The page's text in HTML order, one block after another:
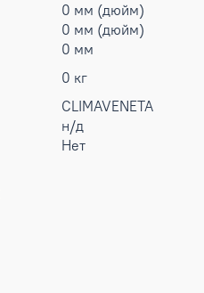
0 мм (дюйм)
0 мм (дюйм)
0 мм
0 кг
CLIMAVENETA
н/д
Нет